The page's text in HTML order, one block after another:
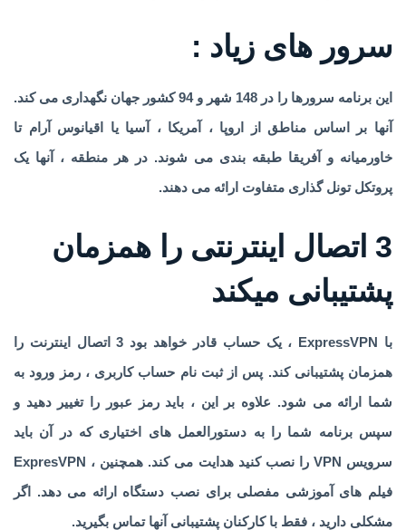
سرور های زیاد :
این برنامه سرورها را در 148 شهر و 94 کشور جهان نگهداری می کند.
آنها بر اساس مناطق از اروپا ، آمریکا ، آسیا یا اقیانوس آرام تا
خاورمیانه و آفریقا طبقه بندی می شوند. در هر منطقه ، آنها یک
پروتکل تونل گذاری متفاوت ارائه می دهند.
3 اتصال اینترنتی را همزمان
پشتیبانی میکند
با ExpressVPN ، یک حساب قادر خواهد بود 3 اتصال اینترنت را
همزمان پشتیبانی کند. پس از ثبت نام حساب کاربری ، رمز ورود به
شما ارائه می شود. علاوه بر این ، باید رمز عبور را تغییر دهید و
سپس برنامه شما را به دستورالعمل های اختیاری که در آن باید
سرویس VPN را نصب کنید هدایت می کند. همچنین ، ExpresVPN
فیلم های آموزشی مفصلی برای نصب دستگاه ارائه می دهد. اگر
مشکلی دارید ، فقط با کارکنان پشتیبانی آنها تماس بگیرید.